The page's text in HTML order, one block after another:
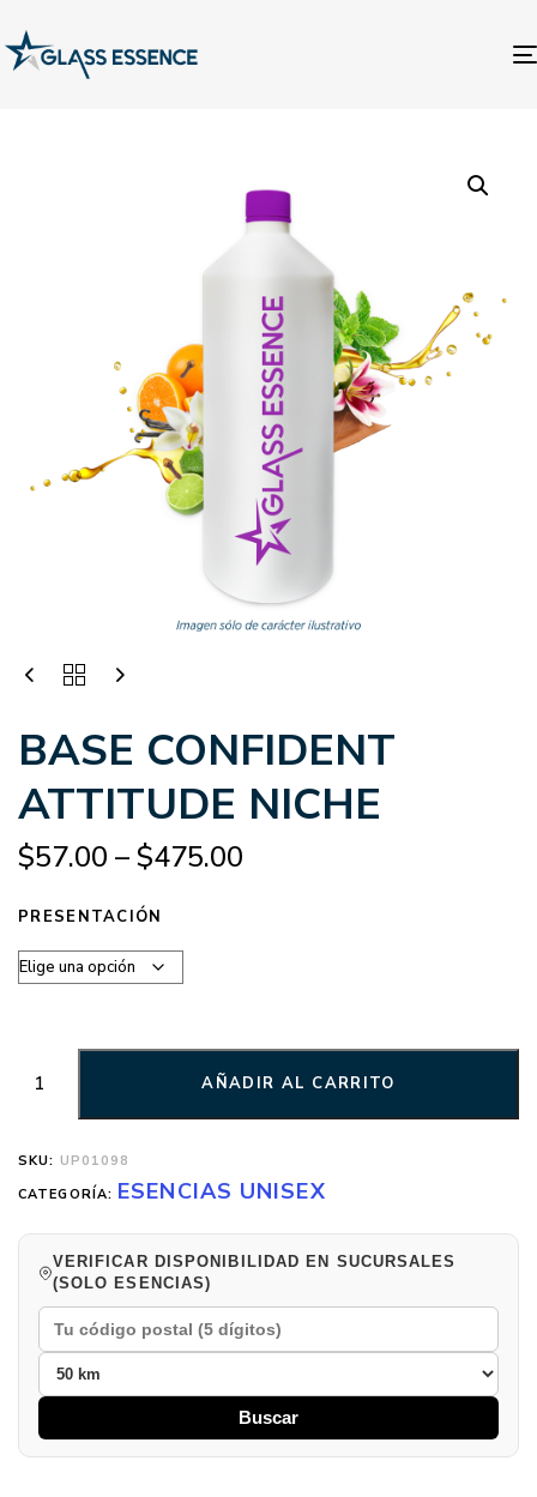
BASE CONFIDENT
ATTITUDE NICHE
$57.00 –$475.00
PRESENTACIÓN
AÑADIR AL CARRITO
SKU: UP01098
CATEGORÍA: ESENCIAS UNISEX
VERIFICAR DISPONIBILIDAD EN SUCURSALES
(SOLO ESENCIAS)
Buscar